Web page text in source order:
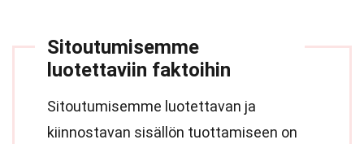
Sitoutumisemme
luotettaviin faktoihin
Sitoutumisemme luotettavan ja
kiinnostavan sisällön tuottamiseen on